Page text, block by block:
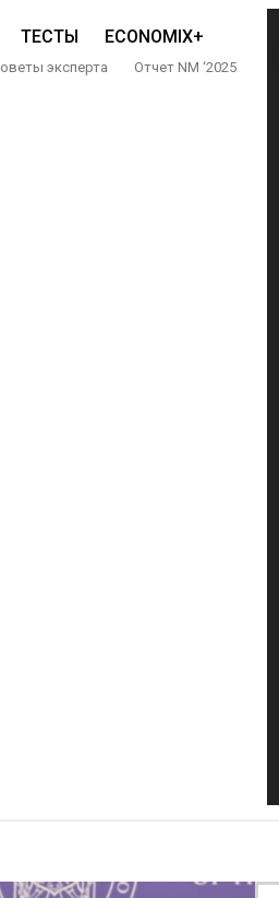
ТЕСТЫ ECONOMIX+
эксперта Отчет NM ‘2025